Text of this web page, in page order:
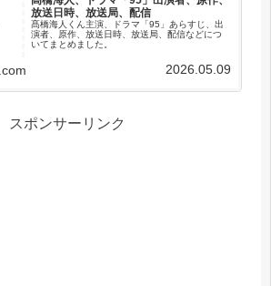
放送日時、放送局、配信
髙橋海人くん主演、ドラマ「95」あらすじ、出
演者、原作、放送日時、放送局、配信などにつ
いてまとめました。
2026.05.09
スポンサーリンク